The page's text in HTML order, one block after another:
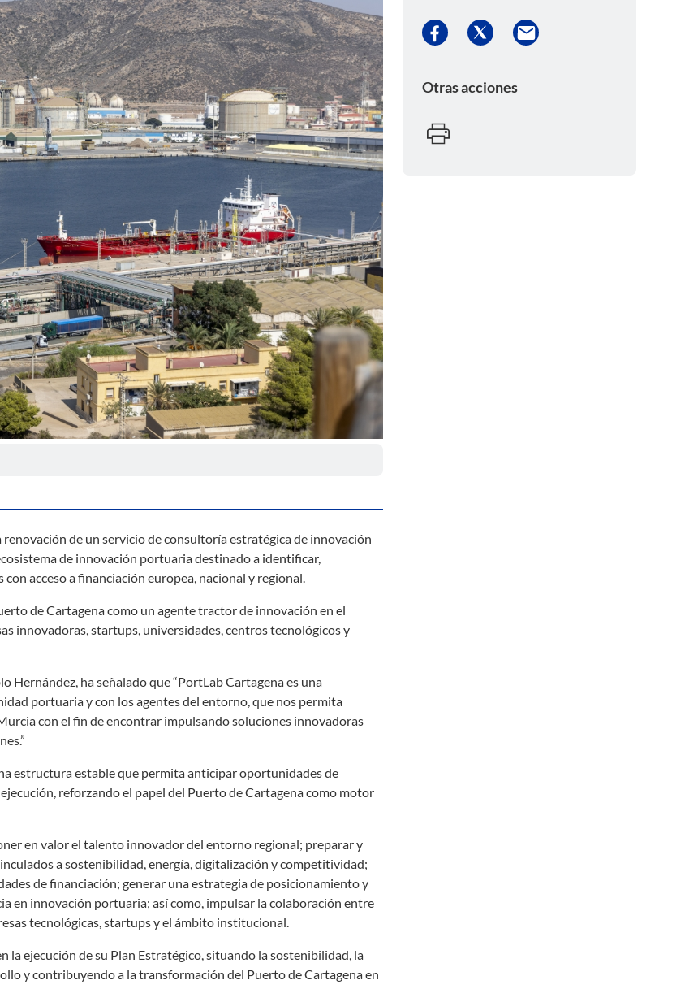
de un servicio de consultoría estratégica de innovación
de innovación portuaria destinado a identificar,
acceso a financiación europea, nacional y regional.
de Cartagena como un agente tractor de innovación en el
innovadoras, startups, universidades, centros tecnológicos y
Hernández, ha señalado que “PortLab Cartagena es una
portuaria y con los agentes del entorno, que nos permita
con el fin de encontrar impulsando soluciones innovadoras
estructura estable que permita anticipar oportunidades de
reforzando el papel del Puerto de Cartagena como motor
en valor el talento innovador del entorno regional; preparar y
a sostenibilidad, energía, digitalización y competitividad;
de financiación; generar una estrategia de posicionamiento y
en innovación portuaria; así como, impulsar la colaboración entre
tecnológicas, startups y el ámbito institucional.
ejecución de su Plan Estratégico, situando la sostenibilidad, la
y contribuyendo a la transformación del Puerto de Cartagena en
Otras acciones